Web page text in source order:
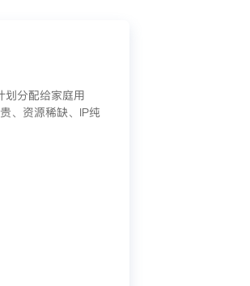
划分配给家庭用
、资源稀缺、IP纯